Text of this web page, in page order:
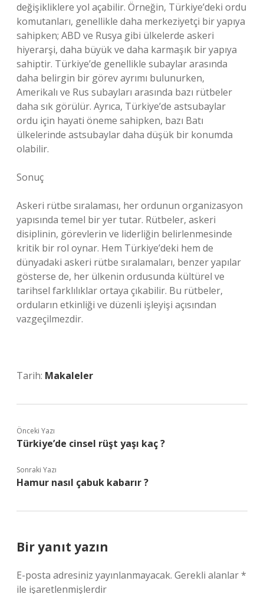
değişikliklere yol açabilir. Örneğin, Türkiye’deki ordu
komutanları, genellikle daha merkeziyetçi bir yapıya
sahipken; ABD ve Rusya gibi ülkelerde askeri
hiyerarşi, daha büyük ve daha karmaşık bir yapıya
sahiptir. Türkiye’de genellikle subaylar arasında
daha belirgin bir görev ayrımı bulunurken,
Amerikalı ve Rus subayları arasında bazı rütbeler
daha sık görülür. Ayrıca, Türkiye’de astsubaylar
ordu için hayati öneme sahipken, bazı Batı
ülkelerinde astsubaylar daha düşük bir konumda
olabilir.
Sonuç
Askeri rütbe sıralaması, her ordunun organizasyon
yapısında temel bir yer tutar. Rütbeler, askeri
disiplinin, görevlerin ve liderliğin belirlenmesinde
kritik bir rol oynar. Hem Türkiye’deki hem de
dünyadaki askeri rütbe sıralamaları, benzer yapılar
gösterse de, her ülkenin ordusunda kültürel ve
tarihsel farklılıklar ortaya çıkabilir. Bu rütbeler,
orduların etkinliği ve düzenli işleyişi açısından
vazgeçilmezdir.
Tarih: Makaleler
Önceki Yazı
Türkiye’de cinsel rüşt yaşı kaç ?
Sonraki Yazı
Hamur nasıl çabuk kabarır ?
Bir yanıt yazın
E-posta adresiniz yayınlanmayacak. Gerekli alanlar*
ile işaretlenmişlerdir